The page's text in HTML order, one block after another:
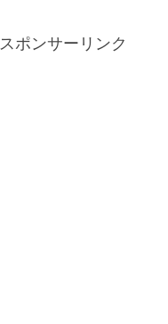
スポンサーリンク